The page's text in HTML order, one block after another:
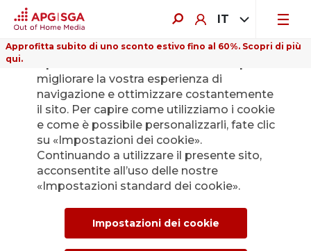
IT
Approfitta subito di uno sconto estivo fino al 60%. Scopri di più
qui.
Indietro
L’Ufficio stampa di
APG|SGA per le
news e i comunicati
migliorare la vostra esperienza di
navigazione e ottimizzare costantemente
il sito. Per capire come utilizziamo i cookie
e come è possibile personalizzarli, fate clic
su «Impostazioni dei cookie».
Continuando a utilizzare il presente sito,
acconsentite all’uso delle nostre
«Impostazioni standard dei cookie».
Impostazioni dei cookie